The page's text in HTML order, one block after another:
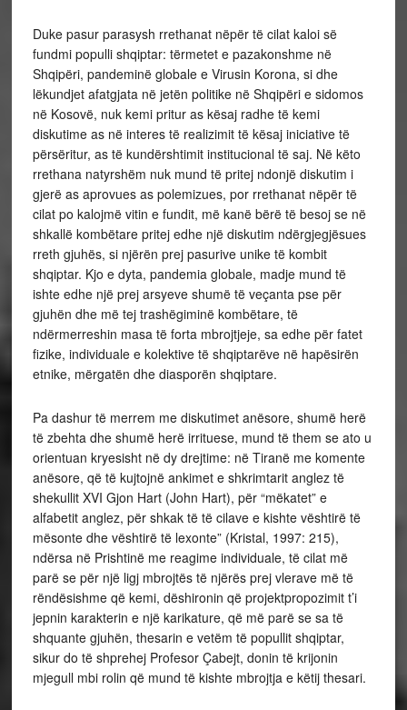
Duke pasur parasysh rrethanat nëpër të cilat kaloi së
fundmi populli shqiptar: tërmetet e pazakonshme në
Shqipëri, pandeminë globale e Virusin Korona, si dhe
lëkundjet afatgjata në jetën politike në Shqipëri e sidomos
në Kosovë, nuk kemi pritur as kësaj radhe të kemi
diskutime as në interes të realizimit të kësaj iniciative të
përsëritur, as të kundërshtimit institucional të saj. Në këto
rrethana natyrshëm nuk mund të pritej ndonjë diskutim i
gjerë as aprovues as polemizues, por rrethanat nëpër të
cilat po kalojmë vitin e fundit, më kanë bërë të besoj se në
shkallë kombëtare pritej edhe një diskutim ndërgjegjësues
rreth gjuhës, si njërën prej pasurive unike të kombit
shqiptar. Kjo e dyta, pandemia globale, madje mund të
ishte edhe një prej arsyeve shumë të veçanta pse për
gjuhën dhe më tej trashëgiminë kombëtare, të
ndërmerreshin masa të forta mbrojtjeje, sa edhe për fatet
fizike, individuale e kolektive të shqiptarëve në hapësirën
etnike, mërgatën dhe diasporën shqiptare.
Pa dashur të merrem me diskutimet anësore, shumë herë
të zbehta dhe shumë herë irrituese, mund të them se ato u
orientuan kryesisht në dy drejtime: në Tiranë me komente
anësore, që të kujtojnë ankimet e shkrimtarit anglez të
shekullit XVI Gjon Hart (John Hart), për “mëkatet” e
alfabetit anglez, për shkak të të cilave e kishte vështirë të
mësonte dhe vështirë të lexonte” (Kristal, 1997: 215),
ndërsa në Prishtinë me reagime individuale, të cilat më
parë se për një ligj mbrojtës të njërës prej vlerave më të
rëndësishme që kemi, dëshironin që projektpropozimit t’i
jepnin karakterin e një karikature, që më parë se sa të
shquante gjuhën, thesarin e vetëm të popullit shqiptar,
sikur do të shprehej Profesor Çabejt, donin të krijonin
mjegull mbi rolin që mund të kishte mbrojtja e këtij thesari.